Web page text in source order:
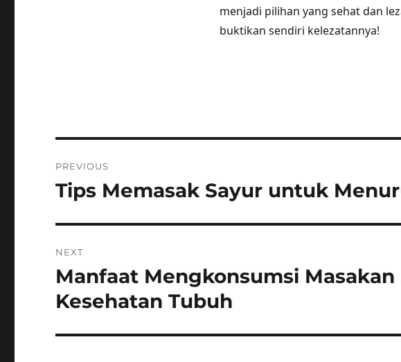
menjadi pilihan yang sehat dan
buktikan sendiri kelezatannya!
navigation
PREVIOUS
Previous
Tips Memasak Sayur untuk
NEXT
Next
post:
Manfaat Mengkonsumsi Masakan
Kesehatan Tubuh